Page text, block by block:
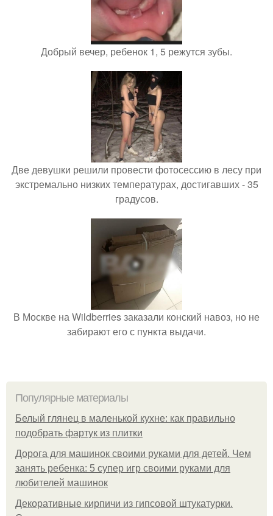
Добрый вечер, ребенок 1, 5 режутся зубы.
Две девушки решили провести фотосессию в лесу при
экстремально низких температурах, достигавших - 35
градусов.
В Москве на Wildberries заказали конский навоз, но не
забирают его с пункта выдачи.
Популярные материалы
Белый глянец в маленькой кухне: как правильно
подобрать фартук из плитки
Дорога для машинок своими руками для детей. Чем
занять ребенка: 5 супер игр своими руками для
любителей машинок
Декоративные кирпичи из гипсовой штукатурки.